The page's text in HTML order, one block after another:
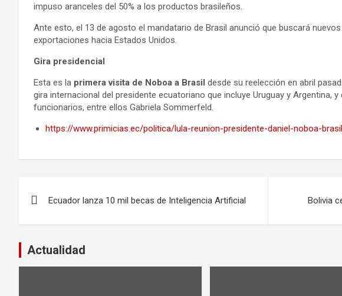
impuso aranceles del 50% a los productos brasileños.
Ante esto, el 13 de agosto el mandatario de Brasil anunció que buscará
exportaciones hacia Estados Unidos.
Gira presidencial
Esta es la primera visita de Noboa a Brasil desde su reelección en abril
gira internacional del presidente ecuatoriano que incluye Uruguay y Argentina,
funcionarios, entre ellos Gabriela Sommerfeld.
https://www.primicias.ec/politica/lula-reunion-presidente-daniel-noboa-
entradas
Ecuador lanza 10 mil becas de Inteligencia Artificial Bolivia
Actualidad